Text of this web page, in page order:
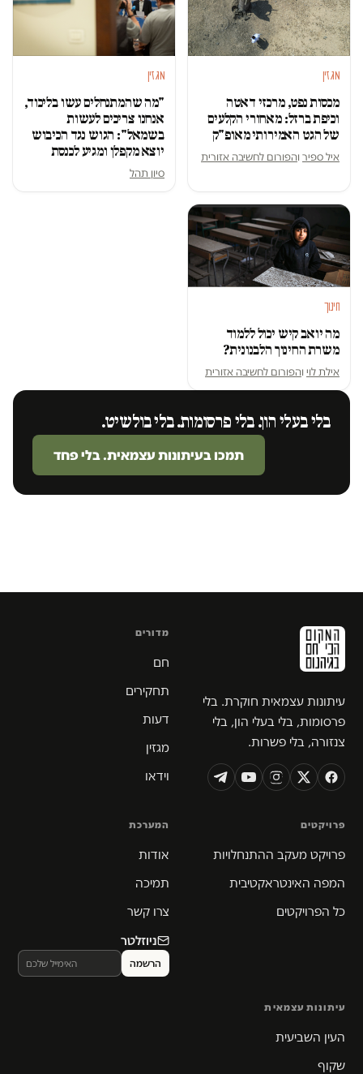
מגזין
מכסות נפט, מרכזי דאטה
וכיפת ברזל: מאחורי הקלעים
של הגט האמירותי מאופ"ק
איל ספיר והפורום לחשיבה אזורית
מגזין
"מה שהמתנחלים עשו בליכוד,
אנחנו צריכים לעשות
בשמאל": הגוש נגד הכיבוש
יוצא מקפלן ומגיע לכנסת
סיון תהל
חינוך
מה יואב קיש יכול ללמוד
משרת החינוך הלבנונית?
אילת לוי והפורום לחשיבה אזורית
בלי בעלי הון. בלי פרסומות. בלי בולשיט.
תמכו בעיתונות עצמאית. בלי פחד
עיתונות עצמאית חוקרת. בלי
פרסומות, בלי בעלי הון, בלי
צנזורה, בלי פשרות.
מדורים
חם
תחקירים
דעות
מגזין
וידאו
פרויקטים
פרויקט מעקב ההתנחלויות
המפה האינטראקטיבית
כל הפרויקטים
המערכת
אודות
תמיכה
צרו קשר
ניוזלטר
עיתונות עצמאית
העין השביעית
שקוף